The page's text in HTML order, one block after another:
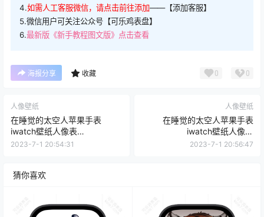
4.如需人工客服微信，请点击前往添加——【添加客服】
5.微信用户可关注公众号【可乐鸡表盘】
6.最新版《新手教程图文版》点击查看
海报分享 收藏 0 0
人像壁纸
在睡觉的太空人苹果手表
iwatch壁纸人像表
盘.watchface
2023-7-1 20:54:31
人像壁纸
在睡觉的太空人苹果手表
iwatch壁纸人像表
盘.watchface
2023-7-1 20:56:47
猜你喜欢